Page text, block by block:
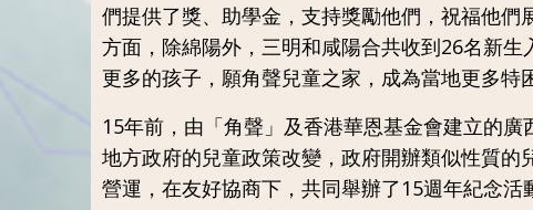
們提供了獎、助學金，支持獎勵他們，祝福他們
方面，除綿陽外，三明和咸陽合共收到26名新
更多的孩子，願角聲兒童之家，成為當地更多特
15年前，由「角聲」及香港華恩基金會建立的
地方政府的兒童政策改變，政府開辦類似性質的
營運，在友好協商下，共同舉辦了15週年紀念活